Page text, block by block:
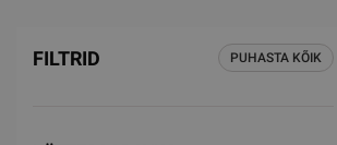
FILTRID PUHASTA KÕIK